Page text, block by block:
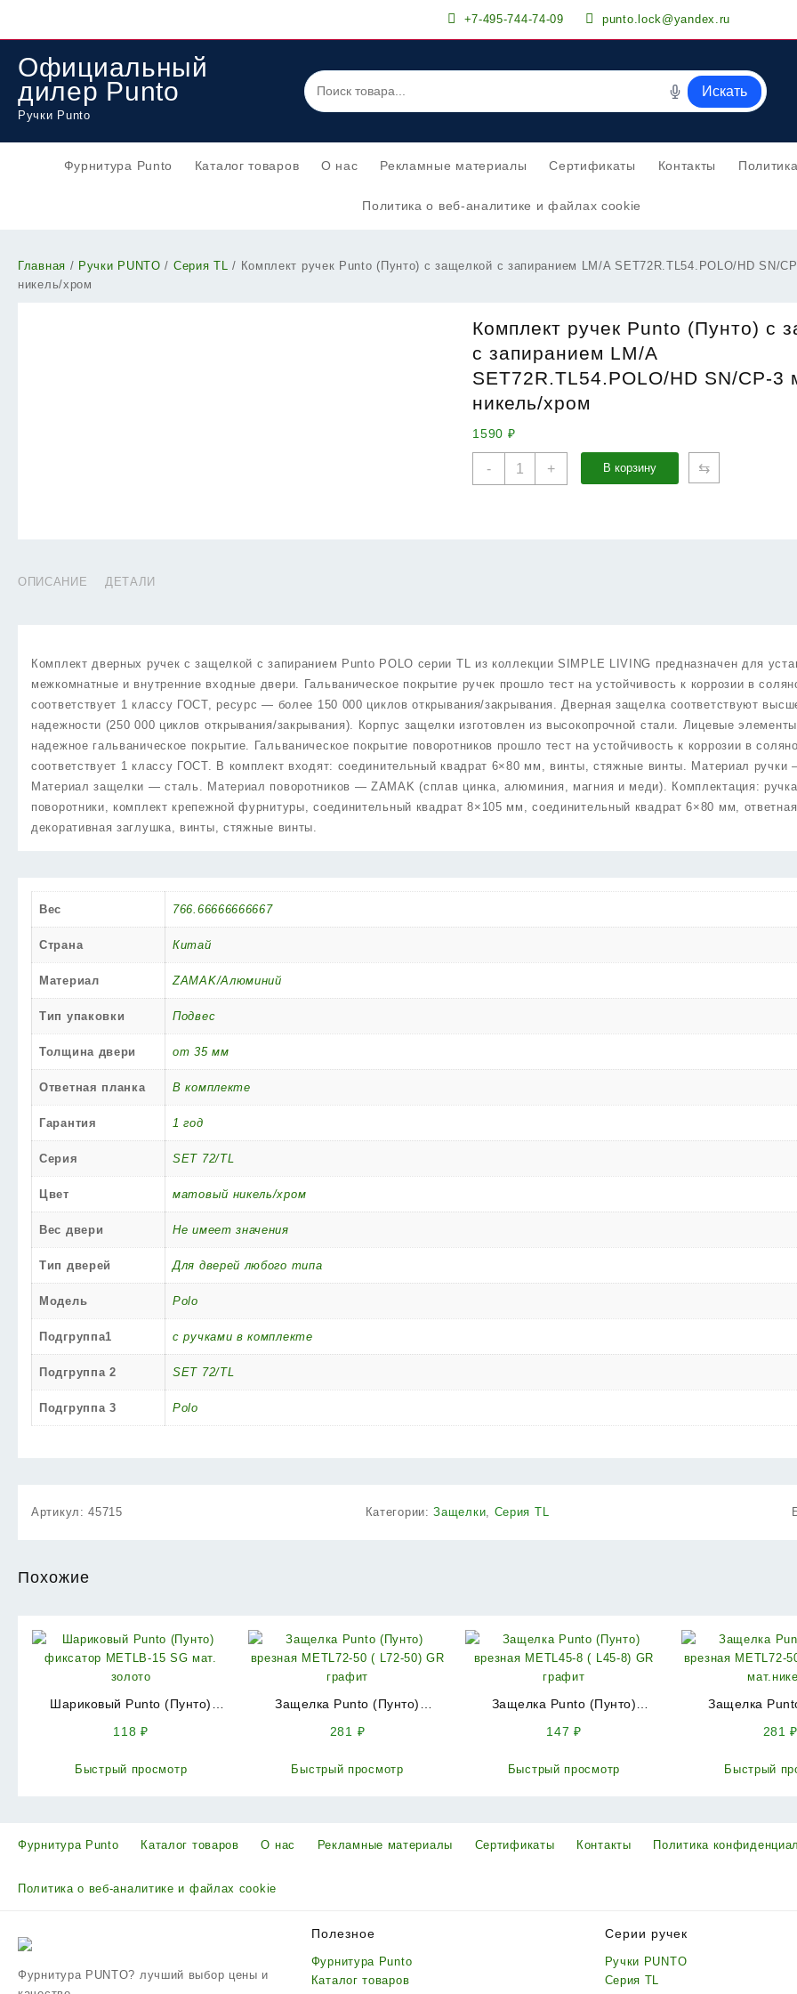
+7-495-744-74-09 punto.lock@yandex.ru
Официальный
дилер Punto
Ручки Punto
Искать
Фурнитура Punto Каталог товаров О нас Рекламные материалы Сертификаты Контакты
Политика о веб-аналитике и файлах cookie
Главная / Ручки PUNTO / Серия TL / Комплект ручек Punto (Пунто) с защелкой c запиранием LM/A SET72R.TL54.POLO/HD SN/
никель/хром
Комплект ручек Punto (Пунто) с
c запиранием LM/A
SET72R.TL54.POLO/HD SN/CP-3
никель/хром
1590 ₽
-
Количество
SET72R.TL54.POLO/HD
SN/CP-
3
матовый
никель/
хром
+ В корзину ⇆
ОПИСАНИЕ ДЕТАЛИ
Комплект дверных ручек с защелкой с запиранием Punto POLO серии TL из коллекции SIMPLE LIVING предназначен для
межкомнатные и внутренние входные двери. Гальваническое покрытие ручек прошло тест на устойчивость к коррозии в
соответствует 1 классу ГОСТ, ресурс — более 150 000 циклов открывания/закрывания. Дверная защелка соответствуют
надежности (250 000 циклов открывания/закрывания). Корпус защелки изготовлен из высокопрочной стали. Лицевые
надежное гальваническое покрытие. Гальваническое покрытие поворотников прошло тест на устойчивость к коррозии в
соответствует 1 классу ГОСТ. В комплект входят: соединительный квадрат 6×80 мм, винты, стяжные винты. Материал
Материал защелки — сталь. Материал поворотников — ZAMAK (сплав цинка, алюминия, магния и меди). Комплектация:
поворотники, комплект крепежной фурнитуры, соединительный квадрат 8×105 мм, соединительный квадрат 6×80 мм,
декоративная заглушка, винты, стяжные винты.
Вес 766.66666666667
Страна Китай
Материал ZAMAK/Алюминий
Тип упаковки Подвес
Толщина двери от 35 мм
Ответная планка В комплекте
Гарантия 1 год
Серия SET 72/TL
Цвет матовый никель/хром
Вес двери Не имеет значения
Тип дверей Для дверей любого типа
Модель Polo
Подгруппа1 с ручками в комплекте
Подгруппа 2 SET 72/TL
Подгруппа 3 Polo
Артикул:45715 Категории:Защелки, Серия TL
Похожие
Шариковый Punto (Пунто)
118₽
Быстрый просмотр
Защелка Punto (Пунто)
281 ₽
Быстрый просмотр
Защелка Punto (Пунто)
147 ₽
Быстрый просмотр
Защелка
281₽
Быстрый
Фурнитура Punto Каталог товаров О нас Рекламные материалы Сертификаты Контакты Политика
Политика о веб-аналитике и файлах cookie
Фурнитура PUNTO? лучший выбор цены и
Полезное
Фурнитура Punto
Каталог товаров
Серии ручек
Ручки PUNTO
Серия TL